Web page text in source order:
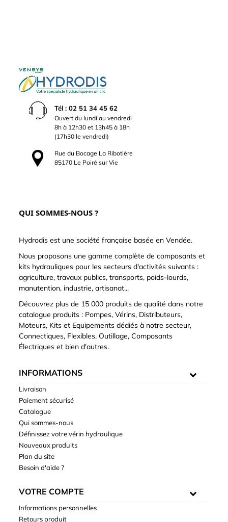
Tél : 02 51 34 45 62
Ouvert du lundi au vendredi
8h à 12h30 et 13h45 à 18h
(17h30 le vendredi)
Rue du Bocage La Ribotière
85170 Le Poiré sur Vie
QUI SOMMES-NOUS ?
Hydrodis est une société française basée en Vendée.
Nous proposons une gamme complète de composants et
kits hydrauliques pour les secteurs d'activités suivants :
agriculture, travaux publics, transports, poids-lourds,
manutention, industrie, artisanat...
Découvrez plus de 15 000 produits de qualité dans notre
catalogue produits : Pompes, Vérins, Distributeurs,
Moteurs, Kits et Equipements dédiés à notre secteur,
Connectiques, Flexibles, Outillage, Composants
Électriques et bien d'autres.
INFORMATIONS
Livraison
Paiement sécurisé
Catalogue
Qui sommes-nous
Définissez votre vérin hydraulique
Nouveaux produits
Plan du site
Besoin d'aide ?
VOTRE COMPTE
Informations personnelles
Retours produit